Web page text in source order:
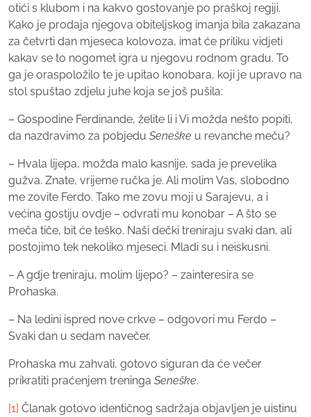
otići s klubom i na kakvo gostovanje po praškoj regiji.
Kako je prodaja njegova obiteljskog imanja bila zakazana
za četvrti dan mjeseca kolovoza, imat će priliku vidjeti
kakav se to nogomet igra u njegovu rodnom gradu. To
ga je oraspoložilo te je upitao konobara, koji je upravo na
stol spuštao zdjelu juhe koja se još pušila:
– Gospodine Ferdinande, želite li i Vi možda nešto popiti,
da nazdravimo za pobjedu Seneške u revanche meču?
– Hvala lijepa, možda malo kasnije, sada je prevelika
gužva. Znate, vrijeme ručka je. Ali molim Vas, slobodno
me zovite Ferdo. Tako me zovu moji u Sarajevu, a i
većina gostiju ovdje – odvrati mu konobar – A što se
meča tiče, bit će teško. Naši dečki treniraju svaki dan, ali
postojimo tek nekoliko mjeseci. Mladi su i neiskusni.
– A gdje treniraju, molim lijepo? – zainteresira se
Prohaska.
– Na ledini ispred nove crkve – odgovori mu Ferdo –
Svaki dan u sedam navečer.
Prohaska mu zahvali, gotovo siguran da će večer
prikratiti praćenjem treninga Seneške.
[1] Članak gotovo identičnog sadržaja objavljen je uistinu